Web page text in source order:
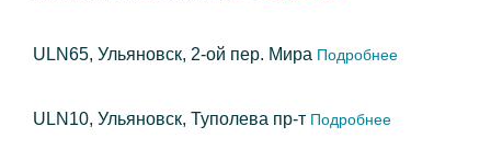
ULN65, Ульяновск, 2-ой пер. Мира Подробнее
ULN10, Ульяновск, Туполева пр-т Подробнее